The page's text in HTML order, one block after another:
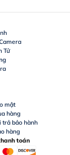
Tử
mật
hàng
trả bảo hành
hàng
toán